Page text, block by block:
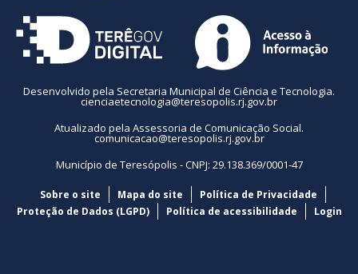
Desenvolvido pela Secretaria Municipal de Ciência e Tecnologia.
cienciaetecnologia@teresopolis.rj.gov.br
Atualizado pela Assessoria de Comunicação Social.
comunicacao@teresopolis.rj.gov.br
Município de Teresópolis - CNPJ: 29.138.369/0001-47
Sobre o site Mapa do site
Política de Privacidade
Proteção de Dados (LGPD)
Política de acessibilidade Login